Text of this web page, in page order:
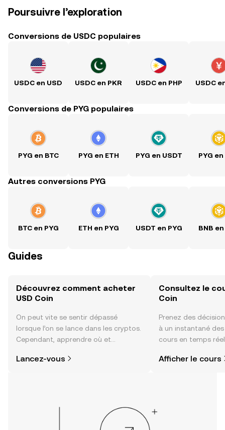
Poursuivre l’exploration
Conversions de USDC populaires
USDC en USD USDC en PKR USDC en PHP USDC
Conversions de PYG populaires
PYG en BTC PYG en ETH PYG en USDT PYG en
Autres conversions PYG
BTC en PYG ETH en PYG USDT en PYG BNB en
Guides
Découvrez comment acheter
USD Coin
On peut vite se sentir dépassé
lorsque l’on se lance dans les cryptos.
Cependant, apprendre où et
plus simple que vous ne l’imaginez.
Lancez-vous
Consultez le
Coin
Prenez des
à un instantané
cours en temps
actualités et bien
Afficher le cours